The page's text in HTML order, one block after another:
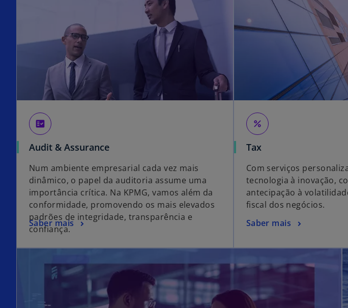
fact_check
Audit & Assurance
Num ambiente empresarial cada vez mais
dinâmico, o papel da auditoria assume uma
importância crítica. Na KPMG, vamos além da
conformidade, promovendo os mais elevados
padrões de integridade, transparência e
confiança.
Saber mais
percent
Tax
Com serviços
tecnologia à inovação,
antecipação à
fiscal dos negócios.
Saber mais